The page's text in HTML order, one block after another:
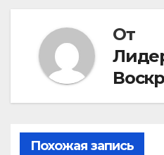
От
Похожая запись